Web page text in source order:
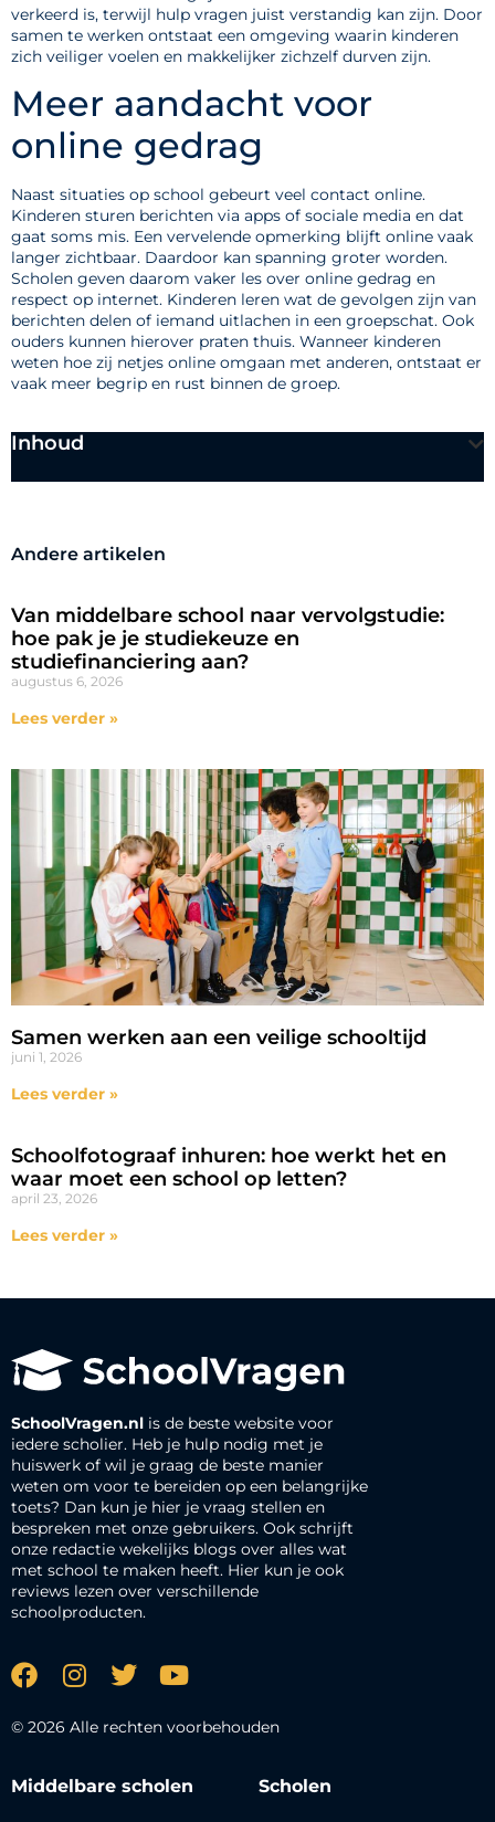
verkeerd is, terwijl hulp vragen juist verstandig kan zijn. Door
samen te werken ontstaat een omgeving waarin kinderen
zich veiliger voelen en makkelijker zichzelf durven zijn.
Meer aandacht voor
online gedrag
Naast situaties op school gebeurt veel contact online.
Kinderen sturen berichten via apps of sociale media en dat
gaat soms mis. Een vervelende opmerking blijft online vaak
langer zichtbaar. Daardoor kan spanning groter worden.
Scholen geven daarom vaker les over online gedrag en
respect op internet. Kinderen leren wat de gevolgen zijn van
berichten delen of iemand uitlachen in een groepschat. Ook
ouders kunnen hierover praten thuis. Wanneer kinderen
weten hoe zij netjes online omgaan met anderen, ontstaat er
vaak meer begrip en rust binnen de groep.
Inhoud
Andere artikelen
Van middelbare school naar vervolgstudie:
hoe pak je je studiekeuze en
studiefinanciering aan?
augustus 6, 2026
Lees verder »
Samen werken aan een veilige schooltijd
juni 1, 2026
Lees verder »
Schoolfotograaf inhuren: hoe werkt het en
waar moet een school op letten?
april 23, 2026
Lees verder »
SchoolVragen.nl is de beste website voor
iedere scholier. Heb je hulp nodig met je
huiswerk of wil je graag de beste manier
weten om voor te bereiden op een belangrijke
toets? Dan kun je hier je vraag stellen en
bespreken met onze gebruikers. Ook schrijft
onze redactie wekelijks blogs over alles wat
met school te maken heeft. Hier kun je ook
reviews lezen over verschillende
schoolproducten.
© 2026 Alle rechten voorbehouden
Middelbare scholen Scholen